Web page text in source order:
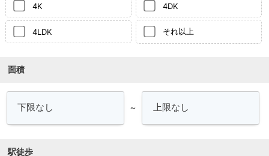
4K 4DK
4LDK それ以上
面積
～
駅徒歩